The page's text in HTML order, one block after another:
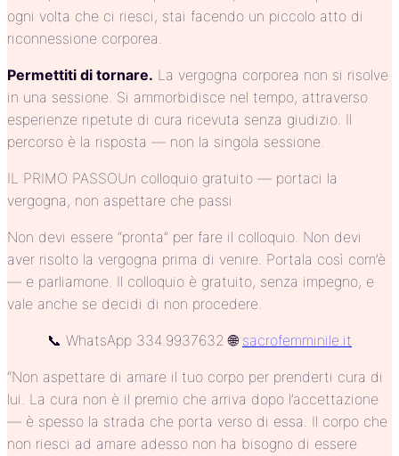
ogni volta che ci riesci, stai facendo un piccolo atto di
riconnessione corporea.
Permettiti di tornare. La vergogna corporea non si risolve
in una sessione. Si ammorbidisce nel tempo, attraverso
esperienze ripetute di cura ricevuta senza giudizio. Il
percorso è la risposta — non la singola sessione.
IL PRIMO PASSOUn colloquio gratuito — portaci la
vergogna, non aspettare che passi
Non devi essere “pronta” per fare il colloquio. Non devi
aver risolto la vergogna prima di venire. Portala così com’è
— e parliamone. Il colloquio è gratuito, senza impegno, e
vale anche se decidi di non procedere.
📞 WhatsApp 334.9937632 🌐 sacrofemminile.it
“Non aspettare di amare il tuo corpo per prenderti cura di
lui. La cura non è il premio che arriva dopo l’accettazione
— è spesso la strada che porta verso di essa. Il corpo che
non riesci ad amare adesso non ha bisogno di essere